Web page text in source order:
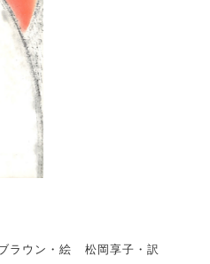
ラウン・絵 松岡享子・訳